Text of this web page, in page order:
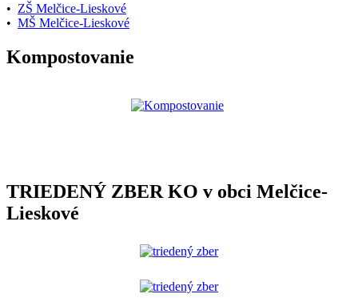
• ZŠ Melčice-Lieskové
• MŠ Melčice-Lieskové
Kompostovanie
TRIEDENÝ ZBER KO v obci Melčice-
Lieskové